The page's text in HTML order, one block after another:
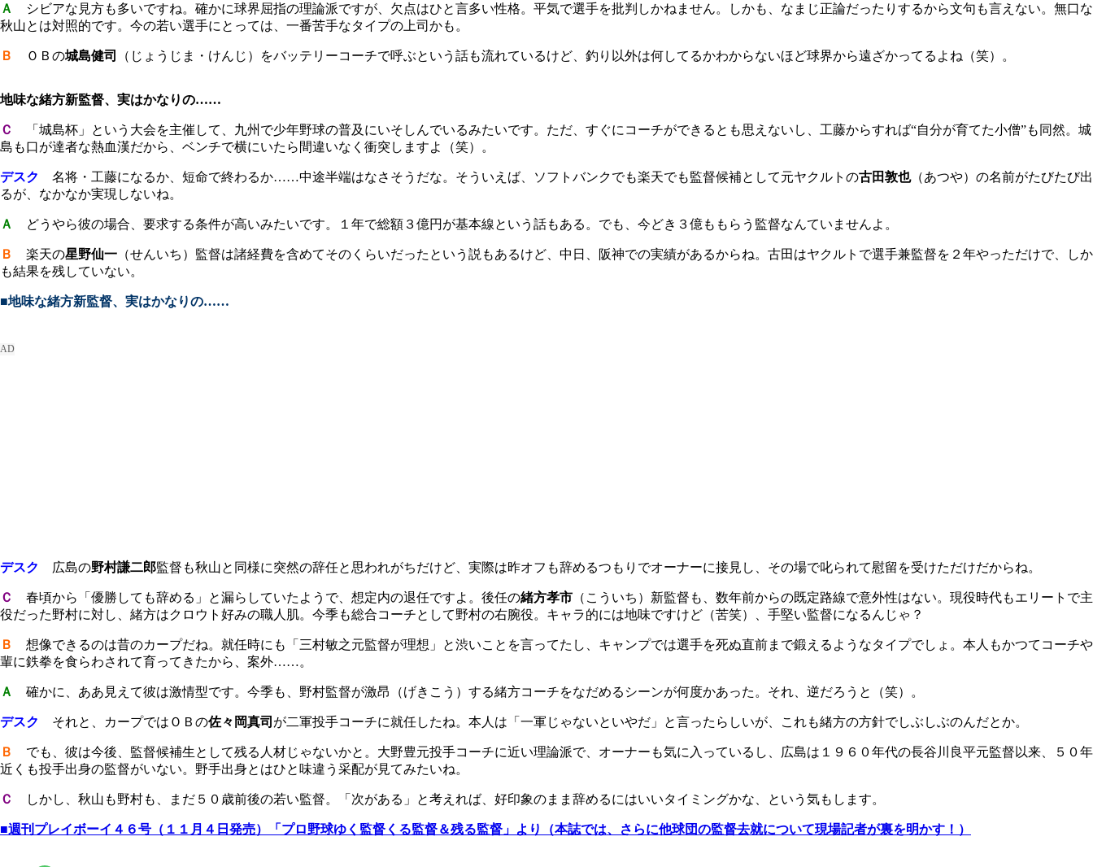
Ａ
シビアな見方も多いですね。確かに球界屈指の理論派ですが、欠点はひと言多い性格。平気で選手を批判しかねません。しかも、なまじ正論だったりするから文句も言えない。無口な
秋山とは対照的です。今の若い選手にとっては、一番苦手なタイプの上司かも。
Ｂ ＯＢの城島健司 （じょうじま・けんじ）をバッテリーコーチで呼ぶという話も流れているけど、釣り以外は何してるかわからないほど球界から遠ざかってるよね（笑）。
地味な緒方新監督、実はかなりの……
Ｃ
「城島杯」という大会を主催して、九州で少年野球の普及にいそしんでいるみたいです。ただ、すぐにコーチができるとも思えないし、工藤からすれば“自分が育てた小僧”も同然。城
島も口が達者な熱血漢だから、ベンチで横にいたら間違いなく衝突しますよ（笑）。
デスク 名将・工藤になるか、短命で終わるか……中途半端はなさそうだな。そういえば、ソフトバンクでも楽天でも監督候補として元ヤクルトの古田敦也（あつや）の名前がたびたび出
るが、なかなか実現しないね。
Ａ どうやら彼の場合、要求する条件が高いみたいです。１年で総額３億円が基本線という話もある。でも、今どき３億ももらう監督なんていませんよ。
Ｂ 楽天の星野仙一 （せんいち）監督は諸経費を含めてそのくらいだったという説もあるけど、中日、阪神での実績があるからね。古田はヤクルトで選手兼監督を２年やっただけで、しか
も結果を残していない。
■地味な緒方新監督、実はかなりの……
デスク 広島の野村謙二郎監督も秋山と同様に突然の辞任と思われがちだけど、実際は昨オフも辞めるつもりでオーナーに接見し、その場で叱られて慰留を受けただけだからね。
Ｃ 春頃から「優勝しても辞める」と漏らしていたようで、想定内の退任ですよ。後任の緒方孝市 （こういち）新監督も、数年前からの既定路線で意外性はない。現役時代もエリートで主
役だった野村に対し、緒方はクロウト好みの職人肌。今季も総合コーチとして野村の右腕役。キャラ的には地味ですけど（苦笑）、手堅い監督になるんじゃ？
Ｂ
想像できるのは昔のカープだね。就任時にも「三村敏之元監督が理想」と渋いことを言ってたし、キャンプでは選手を死ぬ直前まで鍛えるようなタイプでしょ。本人もかつてコーチや
輩に鉄拳を食らわされて育ってきたから、案外……。
Ａ 確かに、ああ見えて彼は激情型です。今季も、野村監督が激昂（げきこう）する緒方コーチをなだめるシーンが何度かあった。それ、逆だろうと（笑）。
デスク それと、カープではＯＢの佐々岡真司 が二軍投手コーチに就任したね。本人は「一軍じゃないといやだ」と言ったらしいが、これも緒方の方針でしぶしぶのんだとか。
Ｂ
でも、彼は今後、監督候補生として残る人材じゃないかと。大野豊元投手コーチに近い理論派で、オーナーも気に入っているし、広島は１９６０年代の長谷川良平元監督以来、５０年
近くも投手出身の監督がいない。野手出身とはひと味違う采配が見てみたいね。
Ｃ しかし、秋山も野村も、まだ５０歳前後の若い監督。「次がある」と考えれば、好印象のまま辞めるにはいいタイミングかな、という気もします。
■週刊プレイボーイ４６号（１１月４日発売）「プロ野球ゆく監督くる監督＆残る監督」より（本誌では、さらに他球団の監督去就について現場記者が裏を明かす！）